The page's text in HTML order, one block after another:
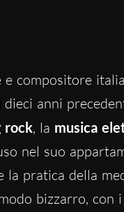
e compositore
anni
rock, la musica
nel suo
pratica della
bizzarro, con